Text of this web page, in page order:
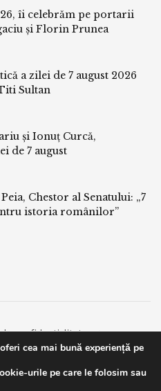
îi celebrăm pe portarii
și Florin Prunea
a zilei de 7 august 2026
Sultan
și Ionuț Curcă,
de 7 august
Chestor al Senatului: „7
istoria românilor”
confidentialitate
Newsbpnews.
cea mai bună experiență pe
urile pe care le folosim sau
By continuing to use this